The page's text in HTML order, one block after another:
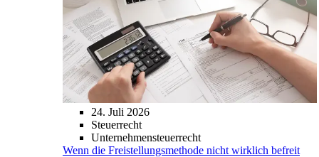
24. Juli 2026
Steuerrecht
Unternehmensteuerrecht
Wenn die Freistellungsmethode nicht wirklich befreit